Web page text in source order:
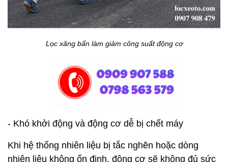
Lọc xăng bẩn làm giảm công suất động cơ
- Khó khởi động và động cơ dễ bị chết máy
Khi hệ thống nhiên liệu bị tắc nghẽn hoặc dòng
nhiên liệu không ổn định, động cơ sẽ không đủ sức